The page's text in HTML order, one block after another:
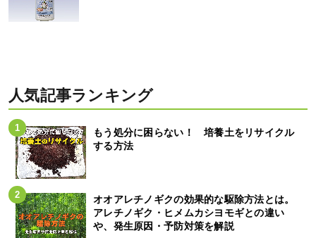
人気記事ランキング
もう処分に困らない！ 培養土をリサイクル
する方法
オオアレチノギクの効果的な駆除方法とは。
アレチノギク・ヒメムカシヨモギとの違い
や、発生原因・予防対策を解説